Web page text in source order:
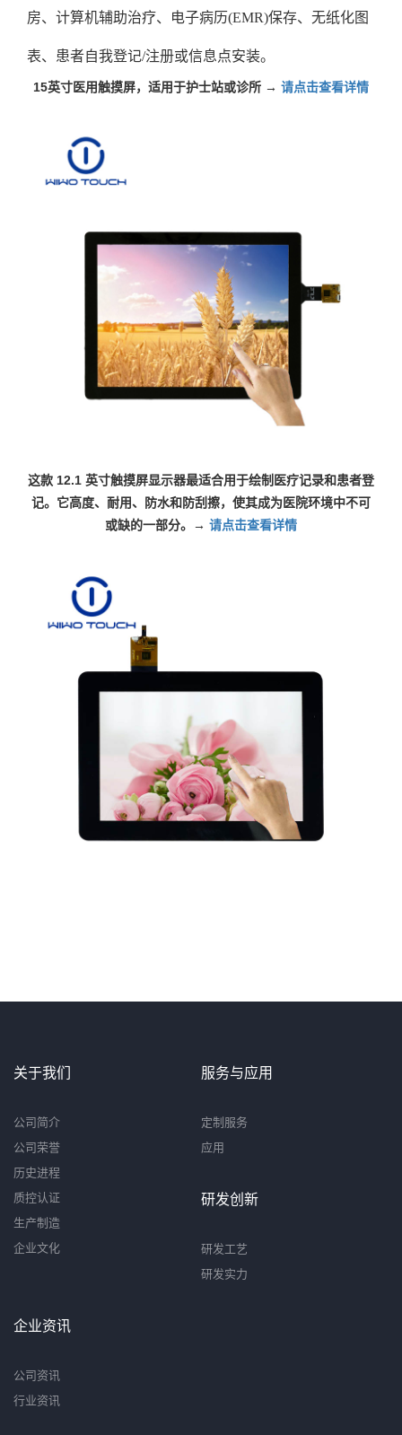
房、计算机辅助治疗、电子病历(EMR)保存、无纸化图
表、患者自我登记/注册或信息点安装。
15英寸医用触摸屏，适用于护士站或诊所 → 请点击查看详情
这款 12.1 英寸触摸屏显示器最适合用于绘制医疗记录和患者登
记。它高度、耐用、防水和防刮擦，使其成为医院环境中不可
或缺的一部分。
→ 请点击查看详情
关于我们
公司简介
公司荣誉
历史进程
质控认证
生产制造
企业文化
服务与应用
定制服务
应用
研发创新
研发工艺
研发实力
企业资讯
公司资讯
行业资讯